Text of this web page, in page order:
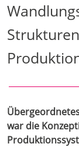
war die